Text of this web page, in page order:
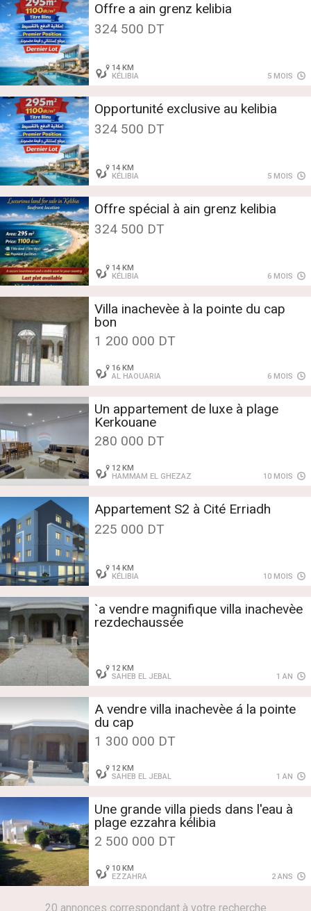
Offre a ain grenz kelibia
324 500 DT
14 KM
KÉLIBIA
5 MOIS
Opportunité exclusive au kelibia
324 500 DT
14 KM
KÉLIBIA
5 MOIS
Offre spécial à ain grenz kelibia
324 500 DT
14 KM
KÉLIBIA
6 MOIS
Villa inachevèe à la pointe du cap
bon
1 200 000 DT
16 KM
AL HAOUARIA
6 MOIS
Un appartement de luxe à plage
Kerkouane
280 000 DT
12 KM
HAMMAM EL GHEZAZ
10 MOIS
Appartement S2 à Cité Erriadh
225 000 DT
14 KM
KÉLIBIA
10 MOIS
`a vendre magnifique villa inachevèe
rezdechaussée
12 KM
SAHEB EL JEBAL
1 AN
A vendre villa inachevèe á la pointe
du cap
1 300 000 DT
12 KM
SAHEB EL JEBAL
1 AN
Une grande villa pieds dans l'eau à
plage ezzahra kélibia
2 500 000 DT
10 KM
EZZAHRA
2 ANS
20 annonces correspondant à votre recherche